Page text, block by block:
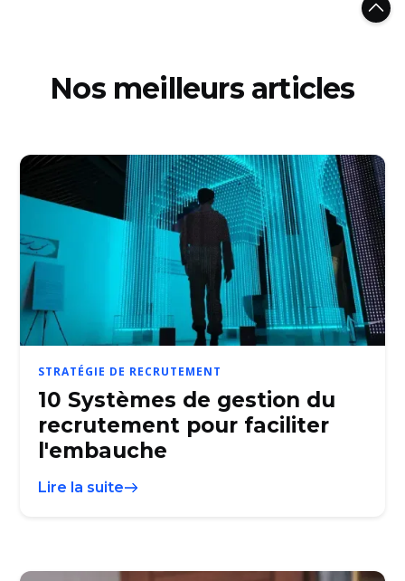
Nos meilleurs articles
STRATÉGIE DE RECRUTEMENT
10 Systèmes de gestion du
recrutement pour faciliter
l'embauche
Lire la suite